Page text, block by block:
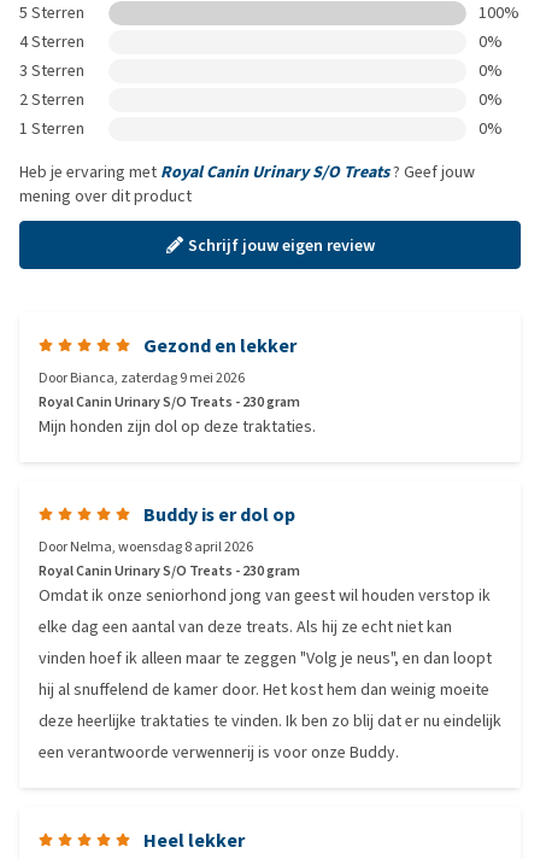
5 Sterren
100%
4 Sterren
0%
3 Sterren
0%
2 Sterren
0%
1 Sterren
0%
Heb je ervaring met Royal Canin Urinary S/O Treats? Geef jouw
mening over dit product
Schrijf jouw eigen review
Gezond en lekker
DoorBianca, zaterdag 9 mei 2026
Royal Canin Urinary S/O Treats - 230 gram
Mijn honden zijn dol op deze traktaties.
Buddy is er dol op
DoorNelma,woensdag 8 april 2026
Royal Canin Urinary S/O Treats - 230 gram
Omdat ik onze seniorhond jong van geest wil houden verstop ik
elke dag een aantal van deze treats. Als hij ze echt niet kan
vinden hoef ik alleen maar te zeggen "Volg je neus", en dan loopt
hij al snuffelend de kamer door. Het kost hem dan weinig moeite
deze heerlijke traktaties te vinden. Ik ben zo blij dat er nu eindelijk
een verantwoorde verwennerij is voor onze Buddy.
Heel lekker